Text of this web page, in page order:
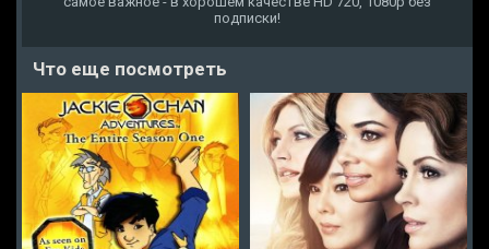
подписки!
Что еще посмотреть